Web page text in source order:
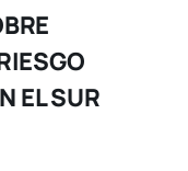
EL SUR